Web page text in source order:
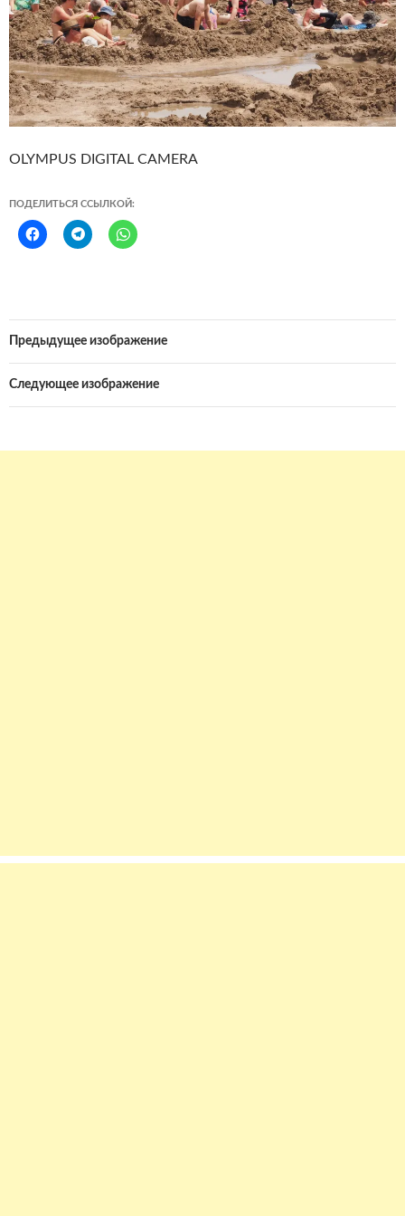
OLYMPUS DIGITAL CAMERA
ПОДЕЛИТЬСЯ ССЫЛКОЙ:
Предыдущее изображение
Следующее изображение